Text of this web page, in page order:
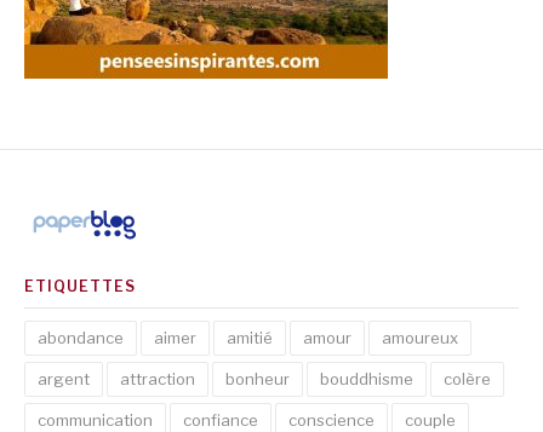
ETIQUETTES
abondance aimer amitié amour amoureux
argent attraction bonheur bouddhisme colère
communication confiance conscience couple